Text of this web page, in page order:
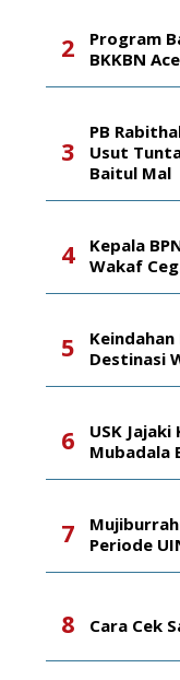
Program
BKKBN
PB
Usut
Baitul Mal
Kepala
Wakaf
Destinasi
USK
Mubadala
Periode
Cara Cek